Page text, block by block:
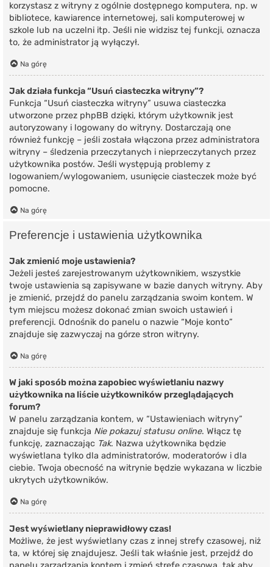
korzystasz z witryny z ogólnie dostępnego komputera, np. w
bibliotece, kawiarence internetowej, sali komputerowej w
szkole lub na uczelni itp. Jeśli nie widzisz tej funkcji, oznacza
to, że administrator ją wyłączył.
Na górę
Jak działa funkcja “Usuń ciasteczka witryny”?
Funkcja “Usuń ciasteczka witryny” usuwa ciasteczka
utworzone przez phpBB dzięki, którym użytkownik jest
autoryzowany i logowany do witryny. Dostarczają one
również funkcję – jeśli została włączona przez administratora
witryny – śledzenia przeczytanych i nieprzeczytanych przez
użytkownika postów. Jeśli występują problemy z
logowaniem/wylogowaniem, usunięcie ciasteczek może być
pomocne.
Na górę
Preferencje i ustawienia użytkownika
Jak zmienić moje ustawienia?
Jeżeli jesteś zarejestrowanym użytkownikiem, wszystkie
twoje ustawienia są zapisywane w bazie danych witryny. Aby
je zmienić, przejdź do panelu zarządzania swoim kontem. W
tym miejscu możesz dokonać zmian swoich ustawień i
preferencji. Odnośnik do panelu o nazwie “Moje konto”
znajduje się zazwyczaj na górze stron witryny.
Na górę
W jaki sposób można zapobiec wyświetlaniu nazwy
użytkownika na liście użytkowników przeglądających
forum?
W panelu zarządzania kontem, w “Ustawieniach witryny”
znajduje się funkcja Nie pokazuj statusu online. Włącz tę
funkcję, zaznaczając Tak. Nazwa użytkownika będzie
wyświetlana tylko dla administratorów, moderatorów i dla
ciebie. Twoja obecność na witrynie będzie wykazana w liczbie
ukrytych użytkowników.
Na górę
Jest wyświetlany nieprawidłowy czas!
Możliwe, że jest wyświetlany czas z innej strefy czasowej, niż
ta, w której się znajdujesz. Jeśli tak właśnie jest, przejdź do